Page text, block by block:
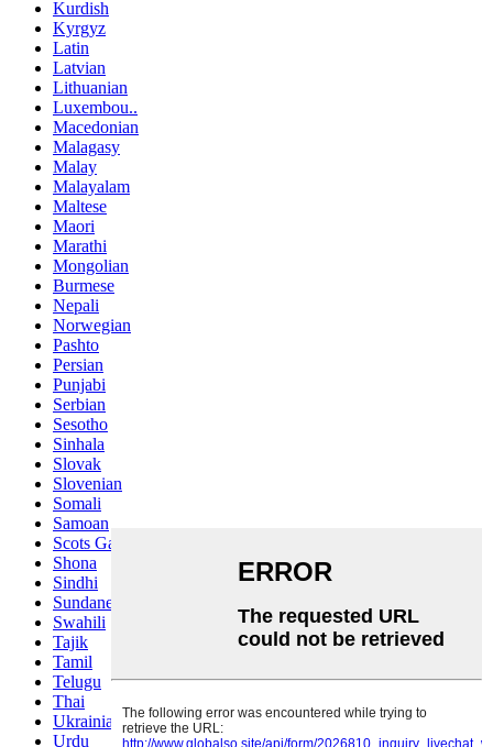
Kurdish
Kyrgyz
Latin
Latvian
Lithuanian
Luxembou..
Macedonian
Malagasy
Malay
Malayalam
Maltese
Maori
Marathi
Mongolian
Burmese
Nepali
Norwegian
Pashto
Persian
Punjabi
Serbian
Sesotho
Sinhala
Slovak
Slovenian
Somali
Samoan
Scots Gaelic
Shona
Sindhi
Sundanese
Swahili
Tajik
Tamil
Telugu
Thai
Ukrainian
Urdu